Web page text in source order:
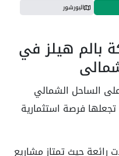
البورشور
بالم هيلز في
الساحل الشمالي
فرصة استثمارية
رائعة حيث تمتاز مشاريع